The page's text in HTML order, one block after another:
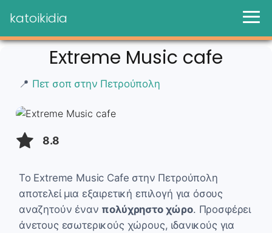
katoikidia
Extreme Music cafe
📍 Πετ σοπ στην Πετρούπολη
8.8
Το Extreme Music Cafe στην Πετρούπολη
αποτελεί μια εξαιρετική επιλογή για όσους
αναζητούν έναν πολύχρηστο χώρο. Προσφέρει
άνετους εσωτερικούς χώρους, ιδανικούς για